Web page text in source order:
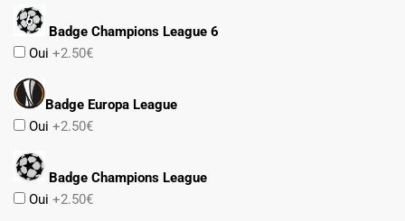
Badge Champions League 6
Oui +2.50€
Badge Europa League
Oui +2.50€
Badge Champions League
Oui +2.50€